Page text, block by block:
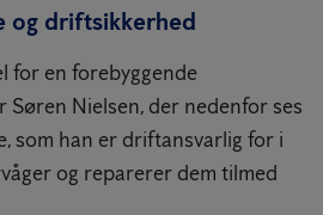
og driftsikkerhed
for en forebyggende
Nielsen, der nedenfor ses
som han er driftansvarlig for i
og reparerer dem tilmed